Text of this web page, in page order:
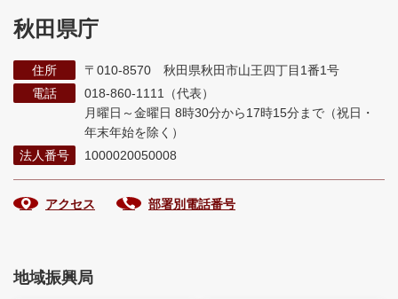
秋田県庁
住所
〒010-8570 秋田県秋田市山王四丁目1番1号
電話
018-860-1111（代表）
月曜日～金曜日 8時30分から17時15分まで （祝日・
年末年始を除く）
法人番号
1000020050008
アクセス 部署別電話番号
地域振興局